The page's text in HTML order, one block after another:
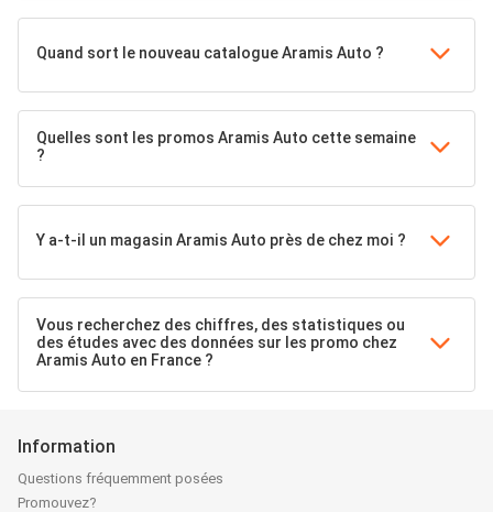
Quand sort le nouveau catalogue Aramis Auto ?
Quelles sont les promos Aramis Auto cette semaine
?
Y a-t-il un magasin Aramis Auto près de chez moi ?
Vous recherchez des chiffres, des statistiques ou
des études avec des données sur les promo chez
Aramis Auto en France ?
Information
Questions fréquemment posées
Promouvez?